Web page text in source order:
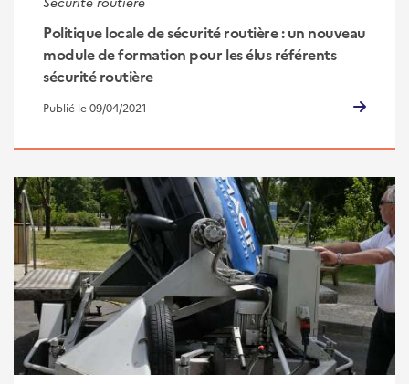
Politique locale de sécurité routière : un nouveau
module de formation pour les élus référents
sécurité routière
Publié le 09/04/2021